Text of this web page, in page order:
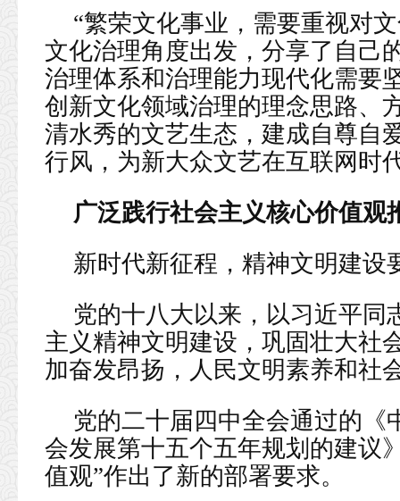
“繁荣文化事业，需要重视对
文化治理角度出发，分享了自己
治理体系和治理能力现代化需要
创新文化领域治理的理念思路、
清水秀的文艺生态，建成自尊自
行风，为新大众文艺在互联网时
广泛践行社会主义核心价值观
新时代新征程，精神文明建设
党的十八大以来，以习近平同
主义精神文明建设，巩固壮大社
加奋发昂扬，人民文明素养和社
党的二十届四中全会通过的《
会发展第十五个五年规划的建议
值观”作出了新的部署要求。